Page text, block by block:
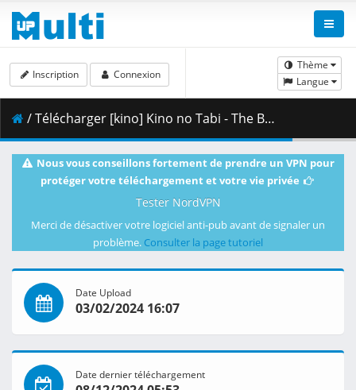
Thème
Langue
Inscription Connexion
/ Télécharger [kino] Kino no Tabi - The Beautiful World - 11 [DVDRip 1264x720 x264 FLAC].mkv.001 ( 467.05 MB )
Nous vous conseillons fortement de prendre un VPN pour
protéger votre téléchargement et votre vie privée
Tester NordVPN
Merci de désactiver votre logiciel anti-pub avant de signaler un
problème. Consulter la page tutoriel
Date Upload
03/02/2024 16:07
Date dernier téléchargement